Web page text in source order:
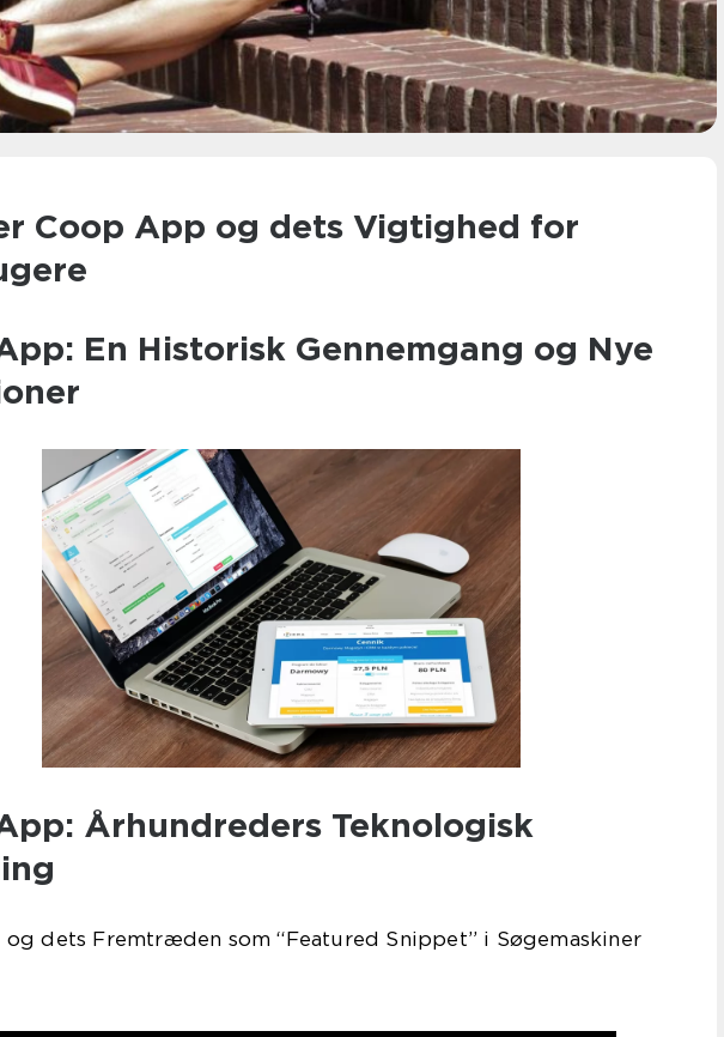
Coop App og dets Vigtighed for
En Historisk Gennemgang og Nye
Århundreders Teknologisk
dets Fremtræden som “Featured Snippet” i Søgemaskiner